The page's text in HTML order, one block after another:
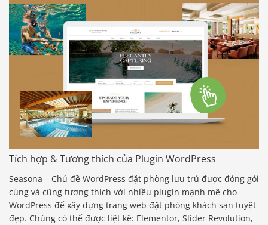
Tích hợp & Tương thích của Plugin WordPress
Seasona – Chủ đề WordPress đặt phòng lưu trú được đóng gói
cùng và cũng tương thích với nhiều plugin mạnh mẽ cho
WordPress để xây dựng trang web đặt phòng khách sạn tuyệt
đẹp. Chúng có thể được liệt kê: Elementor, Slider Revolution,